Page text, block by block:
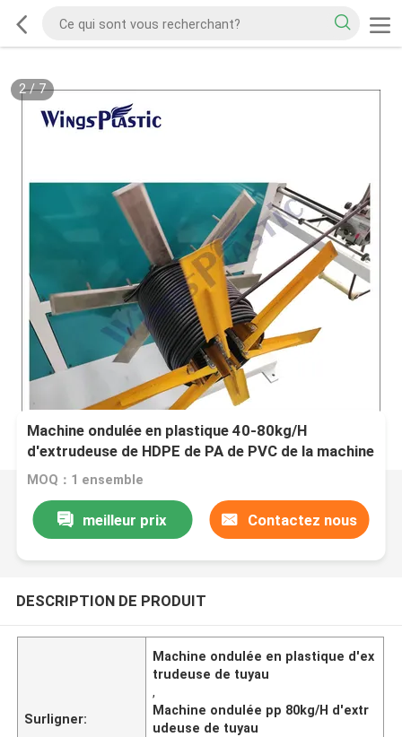
2/7
Machine ondulée en plastique 40-80kg/H
d'extrudeuse de HDPE de PA de PVC de la machine
pp d'extrudeuse de tuyau
MOQ：1 ensemble
meilleur prix Contactez nous
DESCRIPTION DE PRODUIT
Surligner:
Machine ondulée en plastique d'ex
trudeuse de tuyau
,
Machine ondulée pp 80kg/H d'extr
udeuse de tuyau